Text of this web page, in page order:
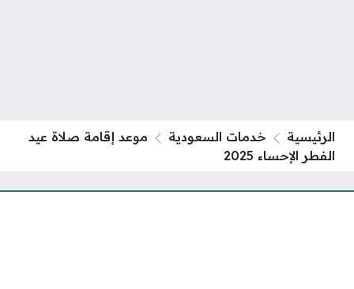
الرئيسية خدمات السعودية
موعد إقامة صلاة عيد
الفطر الإحساء 2025